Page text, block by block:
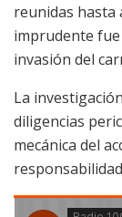
reunidas hasta
imprudente
invasión del
La
diligencias
mecánica del